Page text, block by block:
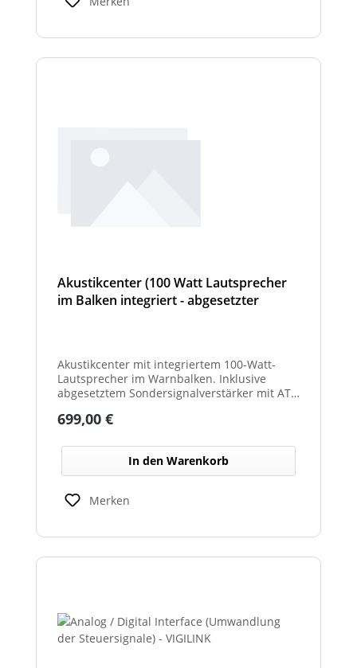
Akustikcenter (100 Watt Lautsprecher
im Balken integriert - abgesetzter
Akustikcenter mit integriertem 100-Watt-
Lautsprecher im Warnbalken. Inklusive
abgesetztem Sondersignalverstärker mit AT-
Absicherung von Einsatz- und
Regulärer Preis:
699,00 €
In den Warenkorb
Merken